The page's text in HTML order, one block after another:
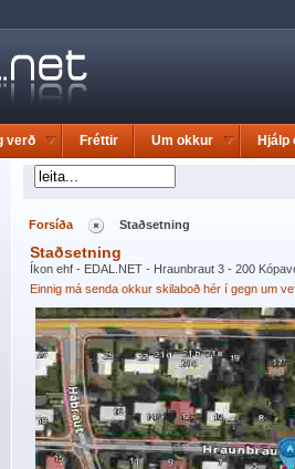
verð Fréttir Um okkur Hjálp
Forsíða Staðsetning
Staðsetning
Íkon ehf - EDAL.NET - Hraunbraut 3 - 200
Einnig má senda okkur skilaboð hér í gegn um